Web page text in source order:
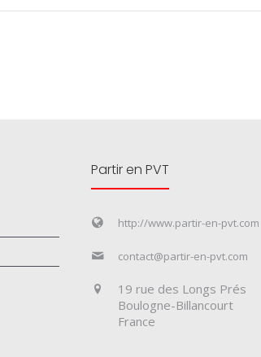
Partir en PVT
http://www.partir-en-pvt.com
contact@partir-en-pvt.com
19 rue des Longs Prés
Boulogne-Billancourt
France